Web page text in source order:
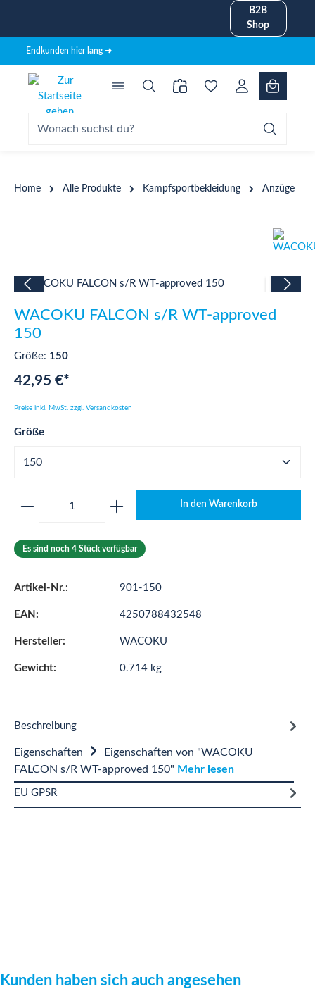
B2B
Shop
Endkunden hier lang ➜
Home Alle Produkte Kampfsportbekleidung Anzüge
Bildergalerie überspringen
WACOKU FALCON s/R WT-approved
150
Größe: 150
42,95 €*
Preise inkl. MwSt. zzgl. Versandkosten
Größeauswählen
Produkt Anzahl: Gib den gewünschten
In den Warenkorb
Es sind noch 4 Stück verfügbar
Artikel-Nr.: 901-150
EAN: 4250788432548
Hersteller: WACOKU
Gewicht: 0.714 kg
Beschreibung
Eigenschaften
Eigenschaften von "WACOKU
FALCON s/R WT-approved 150" Mehr lesen
EU GPSR
Produktgalerie überspringen
Kunden haben sich auch angesehen